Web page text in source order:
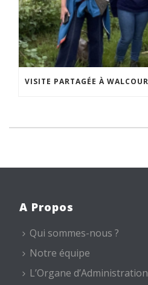
A Propos
Qui sommes-nous ?
Notre équipe
L’Organe d’Administration